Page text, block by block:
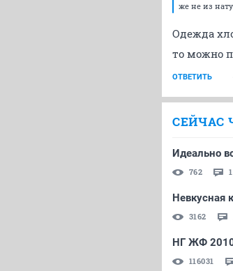
же не из
Одежда
то можно
ОТВЕТИТЬ
СЕЙЧАС
Идеально
762 1
Невкусная
3162
НГ ЖФ
116031